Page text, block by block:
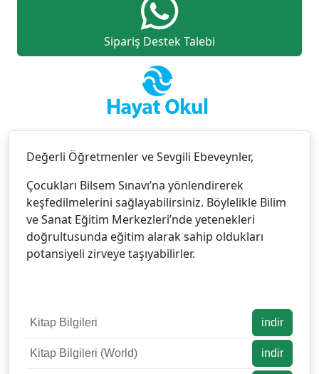
Sipariş Destek Talebi
Değerli Öğretmenler ve Sevgili Ebeveynler,
Çocukları Bilsem Sınavı’na yönlendirerek
keşfedilmelerini sağlayabilirsiniz. Böylelikle Bilim
ve Sanat Eğitim Merkezleri’nde yetenekleri
doğrultusunda eğitim alarak sahip oldukları
potansiyeli zirveye taşıyabilirler.
Kitap Bilgileri indir
Kitap Bilgileri (World) indir